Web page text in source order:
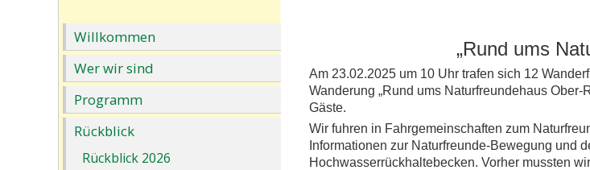
Willkommen
Wer wir sind
Programm
Rückblick
Rückblick 2026
„Rund ums
Am 23.02.2025 um 10 Uhr trafen sich 12
Wanderung „Rund ums Naturfreundehaus
Gäste.
Wir fuhren in Fahrgemeinschaften zum
Informationen zur Naturfreunde-Bewegung und
Hochwasserrückhaltebecken. Vorher mussten